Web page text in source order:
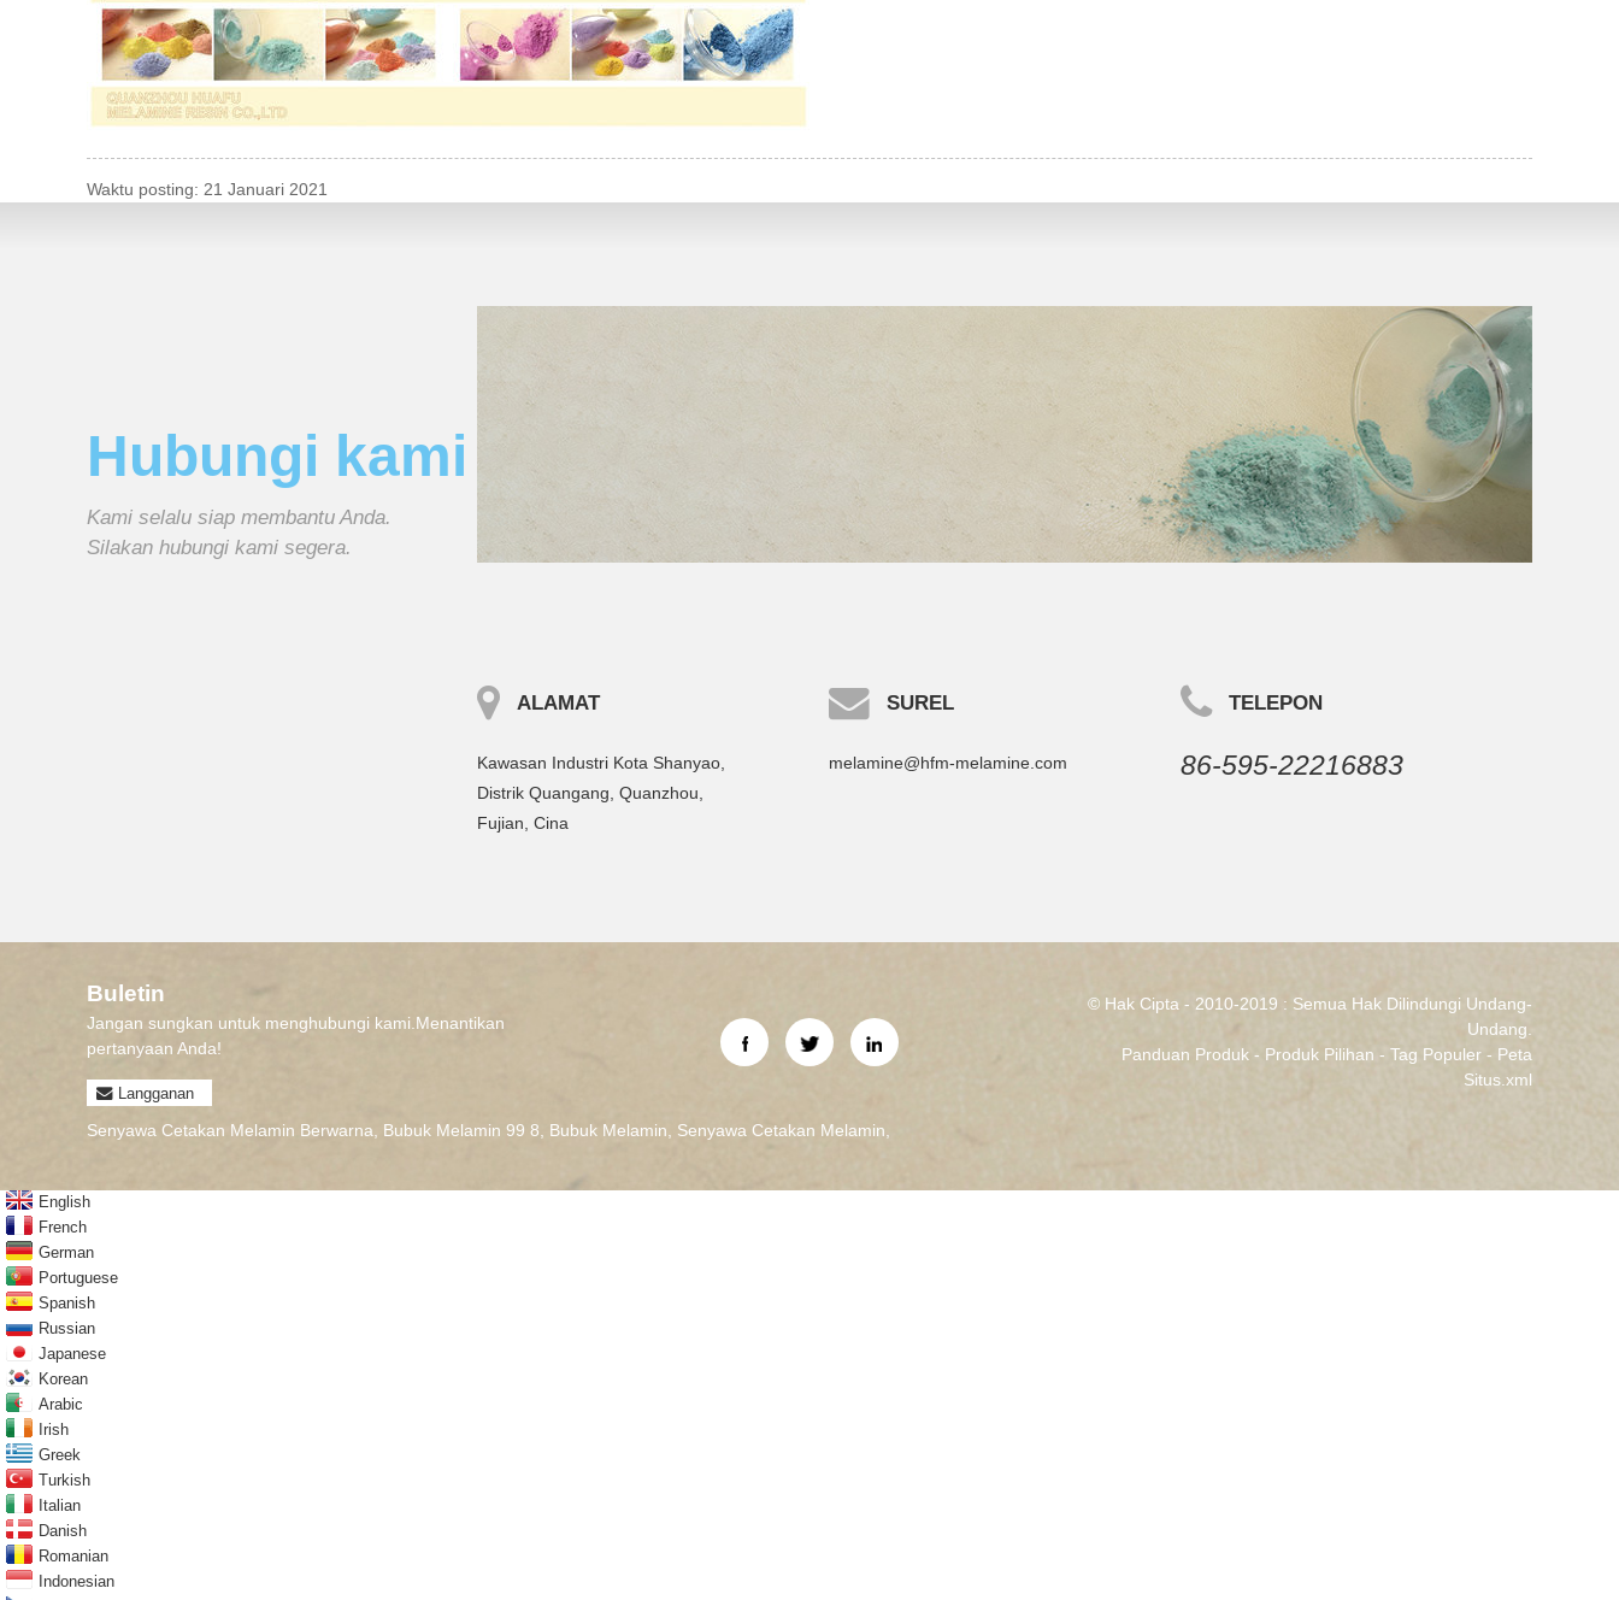
Waktu posting: 21 Januari 2021
Hubungi kami
Kami selalu siap membantu Anda.
Silakan hubungi kami segera.
ALAMAT
Kawasan Industri Kota Shanyao,
Distrik Quangang, Quanzhou,
Fujian, Cina
SUREL
melamine@hfm-melamine.com
TELEPON
86-595-22216883
Buletin
Jangan sungkan untuk menghubungi kami.Menantikan
pertanyaan Anda!
Langganan
© Hak Cipta - 2010-2019 : Semua Hak Dilindungi Undang-
Undang.
Panduan Produk - Produk Pilihan - Tag Populer - Peta
Situs.xml
Senyawa Cetakan Melamin Berwarna, Bubuk Melamin 99 8, Bubuk Melamin, Senyawa Cetakan Melamin,
English
French
German
Portuguese
Spanish
Russian
Japanese
Korean
Arabic
Irish
Greek
Turkish
Italian
Danish
Romanian
Indonesian